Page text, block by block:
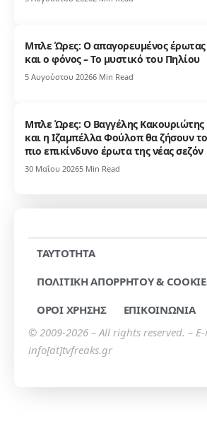
Μπλε Ώρες: Ο απαγορευμένος έρωτας
και ο φόνος – Το μυστικό του Πηλίου
5 Αυγούστου 20266 Min Read
Μπλε Ώρες: Ο Βαγγέλης Κακουριώτης
και η Ιζαμπέλλα Φούλοπ θα ζήσουν
πιο επικίνδυνο έρωτα της νέας σεζόν
30 Μαΐου 20265 Min Read
TAYTOTHTA
ΠΟΛΙΤΙΚΗ ΑΠΟΡΡΗΤΟΥ &
ΟΡΟΙ ΧΡΗΣΗΣ
ΕΠΙΚΟΙΝΩΝΙΑ
© 2009-2026 – All rights reserved. –
info[at]tvfreaks.gr